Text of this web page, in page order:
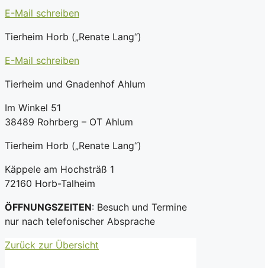
E-Mail schreiben
Tierheim Horb („Renate Lang“)
E-Mail schreiben
Tierheim und Gnadenhof Ahlum
Im Winkel 51
38489 Rohrberg – OT Ahlum
Tierheim Horb („Renate Lang“)
Käppele am Hochsträß 1
72160 Horb-Talheim
ÖFFNUNGSZEITEN: Besuch und Termine
nur nach telefonischer Absprache
Zurück zur Übersicht